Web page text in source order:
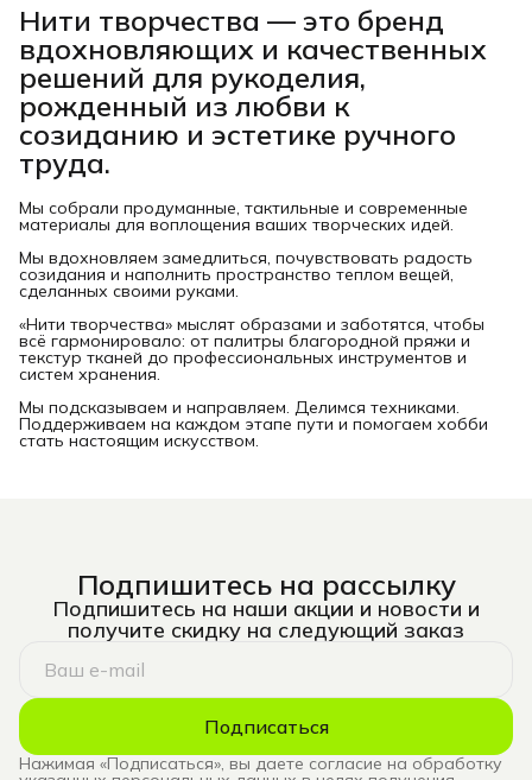
Нити творчества — это бренд
вдохновляющих и качественных
решений для рукоделия,
рожденный из любви к
созиданию и эстетике ручного
труда.
Мы собрали продуманные, тактильные и современные
материалы для воплощения ваших творческих идей.
Мы вдохновляем замедлиться, почувствовать радость
созидания и наполнить пространство теплом вещей,
сделанных своими руками.
«Нити творчества» мыслят образами и заботятся, чтобы
всё гармонировало: от палитры благородной пряжи и
текстур тканей до профессиональных инструментов и
систем хранения.
Мы подсказываем и направляем. Делимся техниками.
Поддерживаем на каждом этапе пути и помогаем хобби
стать настоящим искусством.
Подпишитесь на рассылку
Подпишитесь на наши акции и новости и
получите скидку на следующий заказ
Подписаться
Нажимая «Подписаться», вы даете согласие на обработку